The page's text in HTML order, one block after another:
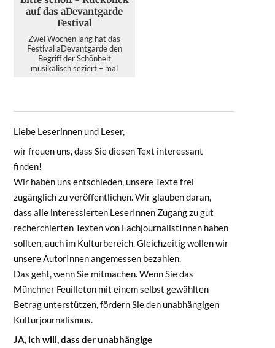
auf das aDevantgarde
Festival
Zwei Wochen lang hat das
Festival aDevantgarde den
Begriff der Schönheit
musikalisch seziert – mal
Liebe Leserinnen und Leser,
wir freuen uns, dass Sie diesen Text interessant
finden!
Wir haben uns entschieden, unsere Texte frei
zugänglich zu veröffentlichen. Wir glauben daran,
dass alle interessierten LeserInnen Zugang zu gut
recherchierten Texten von FachjournalistInnen haben
sollten, auch im Kulturbereich. Gleichzeitig wollen wir
unsere AutorInnen angemessen bezahlen.
Das geht, wenn Sie mitmachen. Wenn Sie das
Münchner Feuilleton mit einem selbst gewählten
Betrag unterstützen, fördern Sie den unabhängigen
Kulturjournalismus.
JA, ich will, dass der unabhängige